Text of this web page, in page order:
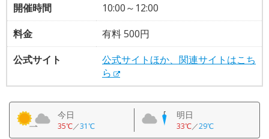
開催時間
10:00～12:00
料金
有料 500円
公式サイト
公式サイトほか、関連サイトはこち
ら
今日
35℃／31℃
明日
33℃／29℃